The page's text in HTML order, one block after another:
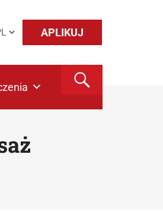
APLIKUJ